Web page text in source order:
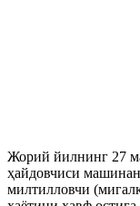
Жорий йилнинг 27
ҳайдовчиси
милтилловчи